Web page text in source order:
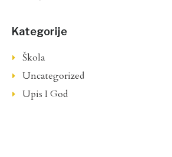
Kategorije
Škola
Uncategorized
Upis I God